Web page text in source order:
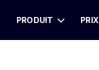
PRODUIT PRIX